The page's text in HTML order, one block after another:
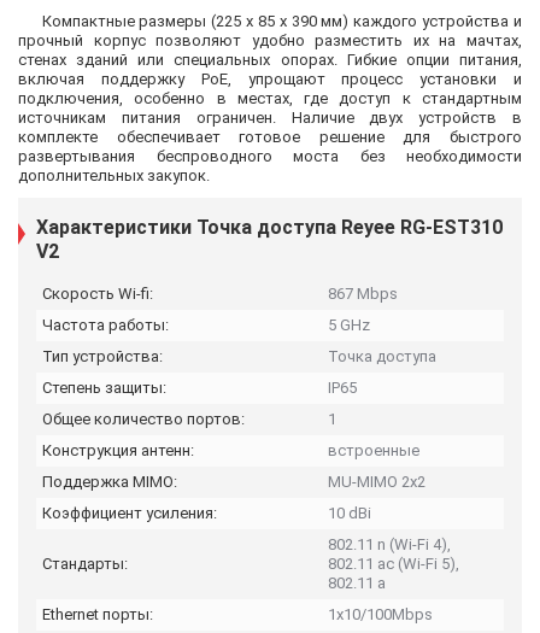
Компактные размеры (225 x 85 x 390 мм) каждого устройства и
прочный корпус позволяют удобно разместить их на мачтах,
стенах зданий или специальных опорах. Гибкие опции питания,
включая поддержку PoE, упрощают процесс установки и
подключения, особенно в местах, где доступ к стандартным
источникам питания ограничен. Наличие двух устройств в
комплекте обеспечивает готовое решение для быстрого
развертывания беспроводного моста без необходимости
дополнительных закупок.
Характеристики Точка доступа Reyee RG-EST310
V2
Скорость Wi-fi:
867 Mbps
Частота работы:
5 GHz
Тип устройства:
Точка доступа
Степень защиты:
IP65
Общее количество портов:
1
Конструкция антенн:
встроенные
Поддержка MIMO:
MU-MIMO 2x2
Коэффициент усиления:
10 dBi
Стандарты:
802.11 n (Wi-Fi 4),
802.11 ac (Wi-Fi 5),
802.11 a
Ethernet порты:
1x10/100Mbps